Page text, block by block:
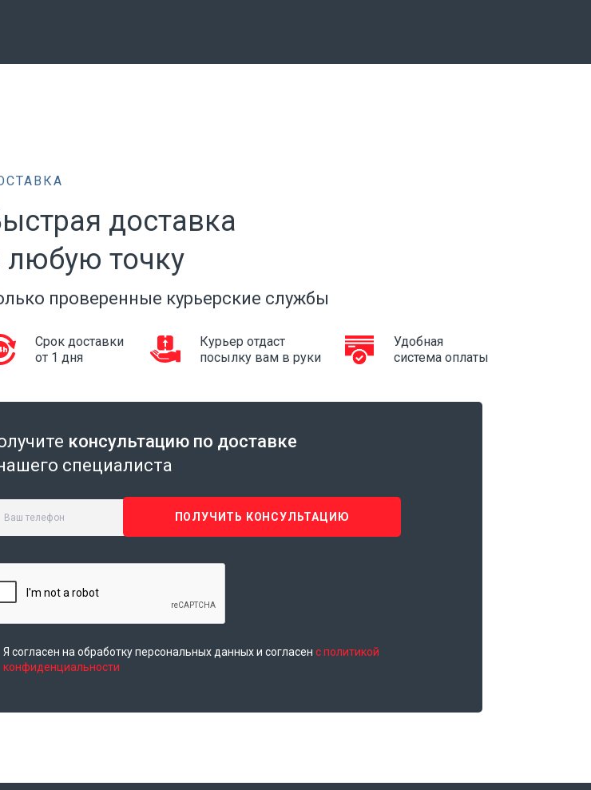
доставка
любую точку
проверенные курьерские службы
Срок доставки
от 1 дня
Курьер отдаст
посылку вам в руки
Удобная
система оплаты
консультацию по доставке
специалиста
ПОЛУЧИТЬ КОНСУЛЬТАЦИЮ
Я согласен на обработку персональных данных и согласен с политикой
конфиденциальности